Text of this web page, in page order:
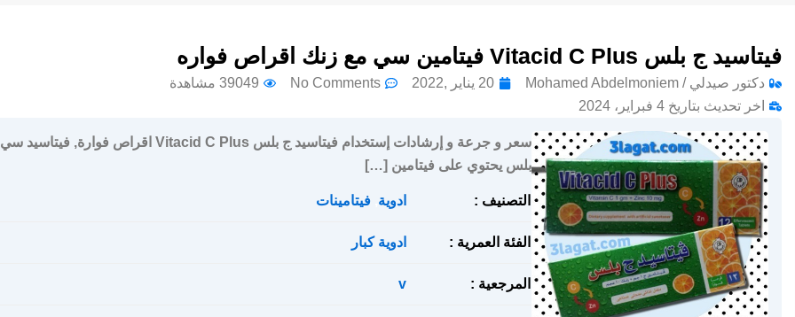
فيتاسيد ج بلس Vitacid C Plus فيتامين سي مع زنك اقراص فواره
دكتور صيدلي / Mohamed Abdelmoniem 20 يناير ,2022 No Comments
39049 مشاهدة
اخر تحديث بتاريخ 4 فبراير، 2024
سعر و جرعة و إرشادات إستخدام فيتاسيد ج بلس Vitacid C Plus اقراص فوارة, فيتاسيد سي
بلس يحتوي على فيتامين […]
التصنيف : ادوية فيتامينات
الفئة العمرية : ادوية كبار
المرجعية : v